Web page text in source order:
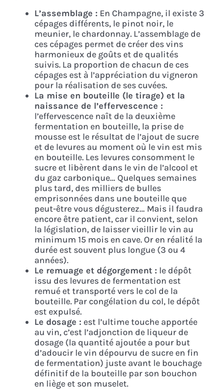
L’assemblage : En Champagne, il existe 3
cépages différents, le pinot noir, le
meunier, le chardonnay. L’assemblage de
ces cépages permet de créer des vins
harmonieux de goûts et de qualités
suivis. La proportion de chacun de ces
cépages est à l’appréciation du vigneron
pour la réalisation de ses cuvées.
La mise en bouteille (le tirage) et la
naissance de l’effervescence :
l’effervescence naît de la deuxième
fermentation en bouteille, la prise de
mousse est le résultat de l’ajout de sucre
et de levures au moment où le vin est mis
en bouteille. Les levures consomment le
sucre et libèrent dans le vin de l’alcool et
du gaz carbonique… Quelques semaines
plus tard, des milliers de bulles
emprisonnées dans une bouteille que
peut-être vous dégusterez… Mais il faudra
encore être patient, car il convient, selon
la législation, de laisser vieillir le vin au
minimum 15 mois en cave. Or en réalité la
durée est souvent plus longue (3 ou 4
années).
Le remuage et dégorgement : le dépôt
issu des levures de fermentation est
remué et transporté vers le col de la
bouteille. Par congélation du col, le dépôt
est expulsé.
Le dosage : est l’ultime touche apportée
au vin, c’est l’adjonction de liqueur de
dosage (la quantité ajoutée a pour but
d’adoucir le vin dépourvu de sucre en fin
de fermentation) juste avant le bouchage
définitif de la bouteille par son bouchon
en liège et son muselet.